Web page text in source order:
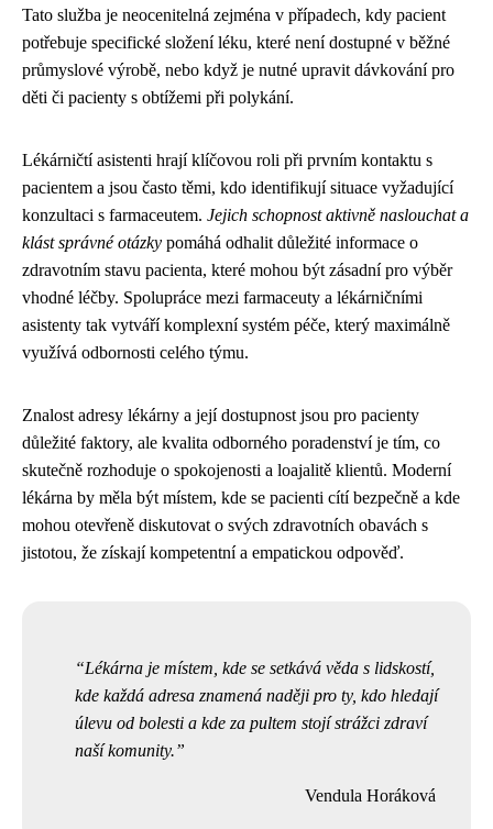
Tato služba je neocenitelná zejména v případech, kdy pacient
potřebuje specifické složení léku, které není dostupné v běžné
průmyslové výrobě, nebo když je nutné upravit dávkování pro
děti či pacienty s obtížemi při polykání.
Lékárničtí asistenti hrají klíčovou roli při prvním kontaktu s
pacientem a jsou často těmi, kdo identifikují situace vyžadující
konzultaci s farmaceutem. Jejich schopnost aktivně naslouchat a
klást správné otázky pomáhá odhalit důležité informace o
zdravotním stavu pacienta, které mohou být zásadní pro výběr
vhodné léčby. Spolupráce mezi farmaceuty a lékárničními
asistenty tak vytváří komplexní systém péče, který maximálně
využívá odbornosti celého týmu.
Znalost adresy lékárny a její dostupnost jsou pro pacienty
důležité faktory, ale kvalita odborného poradenství je tím, co
skutečně rozhoduje o spokojenosti a loajalitě klientů. Moderní
lékárna by měla být místem, kde se pacienti cítí bezpečně a kde
mohou otevřeně diskutovat o svých zdravotních obavách s
jistotou, že získají kompetentní a empatickou odpověď.
Lékárna je místem, kde se setkává věda s lidskostí,
kde každá adresa znamená naději pro ty, kdo hledají
úlevu od bolesti a kde za pultem stojí strážci zdraví
naší komunity.
Vendula Horáková